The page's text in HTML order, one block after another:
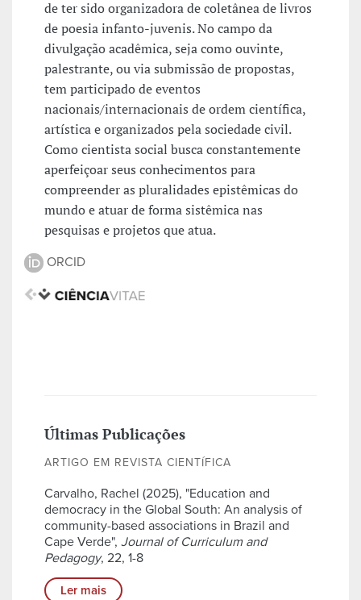
de ter sido organizadora de coletânea de livros
de poesia infanto-juvenis. No campo da
divulgação acadêmica, seja como ouvinte,
palestrante, ou via submissão de propostas,
tem participado de eventos
nacionais/internacionais de ordem científica,
artística e organizados pela sociedade civil.
Como cientista social busca constantemente
aperfeiçoar seus conhecimentos para
compreender as pluralidades epistêmicas do
mundo e atuar de forma sistêmica nas
pesquisas e projetos que atua.
ORCID
Últimas Publicações
ARTIGO EM REVISTA CIENTÍFICA
Carvalho, Rachel (2025), "Education and
democracy in the Global South: An analysis of
community-based associations in Brazil and
Cape Verde", Journal of Curriculum and
Pedagogy, 22, 1-8
Ler mais